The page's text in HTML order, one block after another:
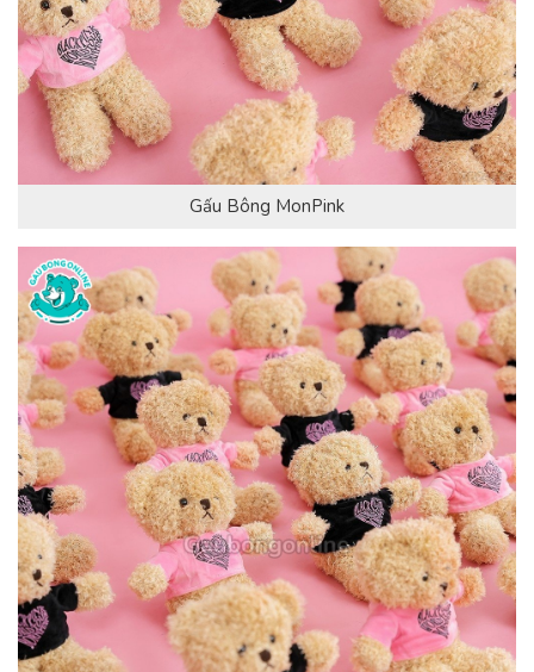
Gấu Bông MonPink